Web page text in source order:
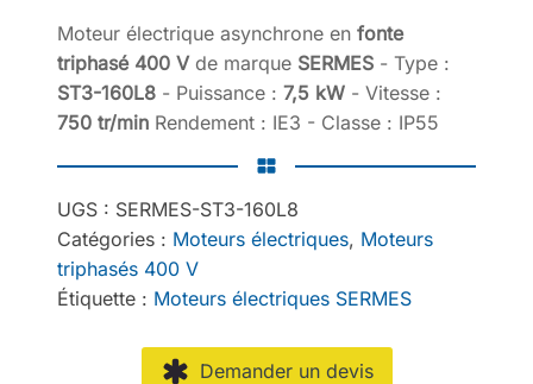
Moteur électrique asynchrone en fonte
triphasé 400 V de marque SERMES - Type :
ST3-160L8 - Puissance : 7,5 kW - Vitesse :
750 tr/min Rendement : IE3 - Classe : IP55
UGS : SERMES-ST3-160L8
Catégories : Moteurs électriques, Moteurs
triphasés 400 V
Étiquette : Moteurs électriques SERMES
Demander un devis